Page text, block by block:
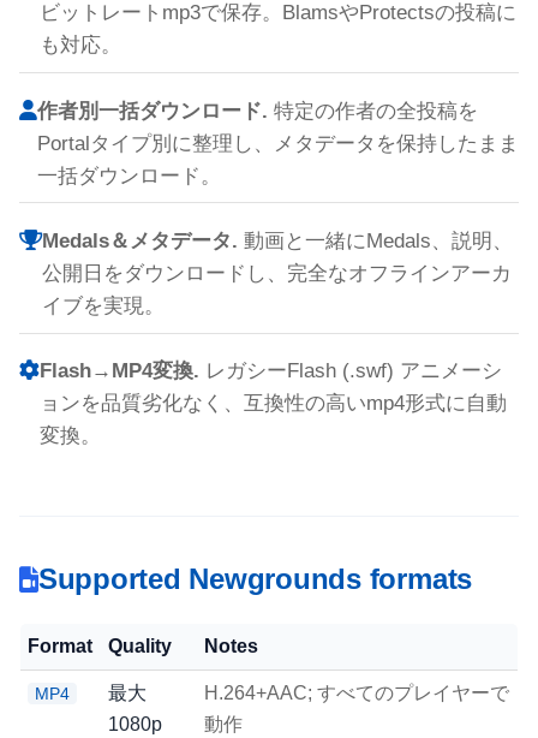
ビットレートmp3で保存。BlamsやProtectsの投稿に
も対応。
作者別一括ダウンロード. 特定の作者の全投稿を
Portalタイプ別に整理し、メタデータを保持したまま
一括ダウンロード。
Medals＆メタデータ. 動画と一緒にMedals、説明、
公開日をダウンロードし、完全なオフラインアーカ
イブを実現。
Flash→MP4変換. レガシーFlash (.swf) アニメーシ
ョンを品質劣化なく、互換性の高いmp4形式に自動
変換。
Supported Newgrounds formats
Format Quality Notes
MP4
最大
1080p
H.264+AAC; すべてのプレイヤーで
動作